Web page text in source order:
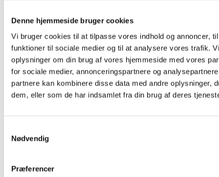
Denne hjemmeside bruger cookies
Vi bruger cookies til at tilpasse vores indhold og annoncer,
funktioner til sociale medier og til at analysere vores trafik.
oplysninger om din brug af vores hjemmeside med vores
for sociale medier, annonceringspartnere og
partnere kan kombinere disse data med andre oplysninger,
dem, eller som de har indsamlet fra din brug af deres
Nødvendig
Præferencer
Nakskov, 4900 + Google Maps